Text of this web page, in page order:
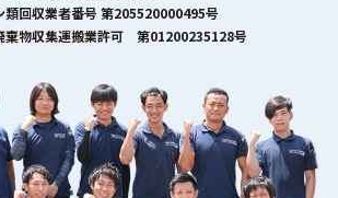
類回収業者番号 第205520000495号
棄物収集運搬業許可 第01200235128号